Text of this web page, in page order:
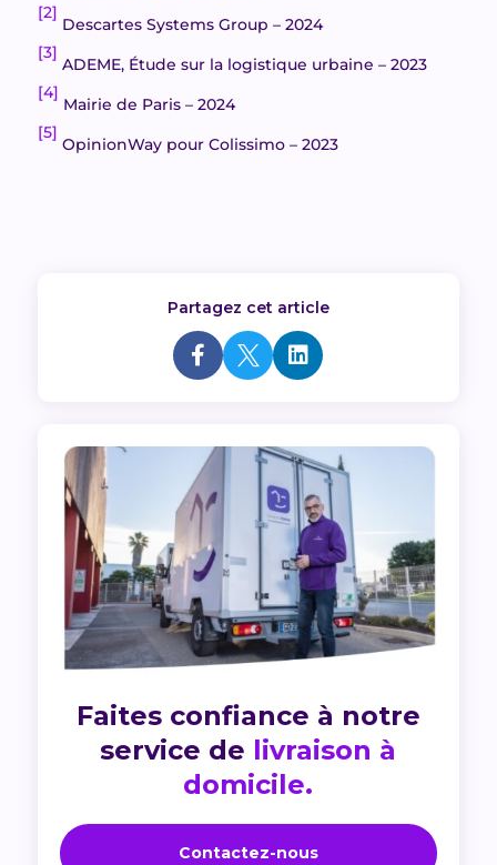
[2]
Descartes Systems Group – 2024
[3]
ADEME, Étude sur la logistique urbaine – 2023
[4]
Mairie de Paris – 2024
[5]
OpinionWay pour Colissimo – 2023
Partagez cet article
  
Faites confiance à notre
service de livraison à
domicile.
Contactez-nous